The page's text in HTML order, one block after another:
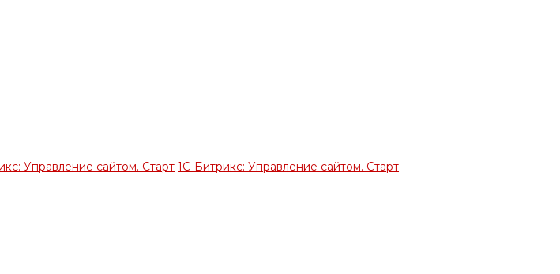
Управление сайтом. Старт 1С-Битрикс: Управление сайтом. Старт